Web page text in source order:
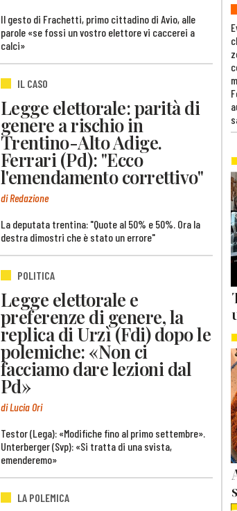
Il gesto di Frachetti, primo cittadino di Avio, alle
parole «se fossi un vostro elettore vi caccerei a
calci»
IL CASO
Legge elettorale: parità di
genere a rischio in
Trentino-Alto Adige.
Ferrari (Pd): "Ecco
l'emendamento correttivo"
di Redazione
La deputata trentina: "Quote al 50% e 50%. Ora la
destra dimostri che è stato un errore"
POLITICA
Legge elettorale e
preferenze di genere, la
replica di Urzì (Fdi) dopo le
polemiche: «Non ci
facciamo dare lezioni dal
Pd»
di Lucia Ori
Testor (Lega): «Modifiche fino al primo settembre».
Unterberger (Svp): «Si tratta di una svista,
emenderemo»
LA POLEMICA